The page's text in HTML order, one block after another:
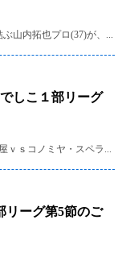
山内拓也プロ(37)が、...
しこ１部リーグ
ｖｓコノミヤ・スペラ...
リーグ第5節のご